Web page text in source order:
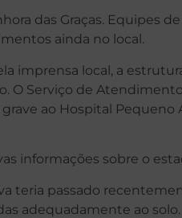
das Graças. Equipes
ainda no local.
imprensa local, a
O Serviço de
ao Hospital Pequeno
informações sobre o
teria passado
adequadamente ao solo.